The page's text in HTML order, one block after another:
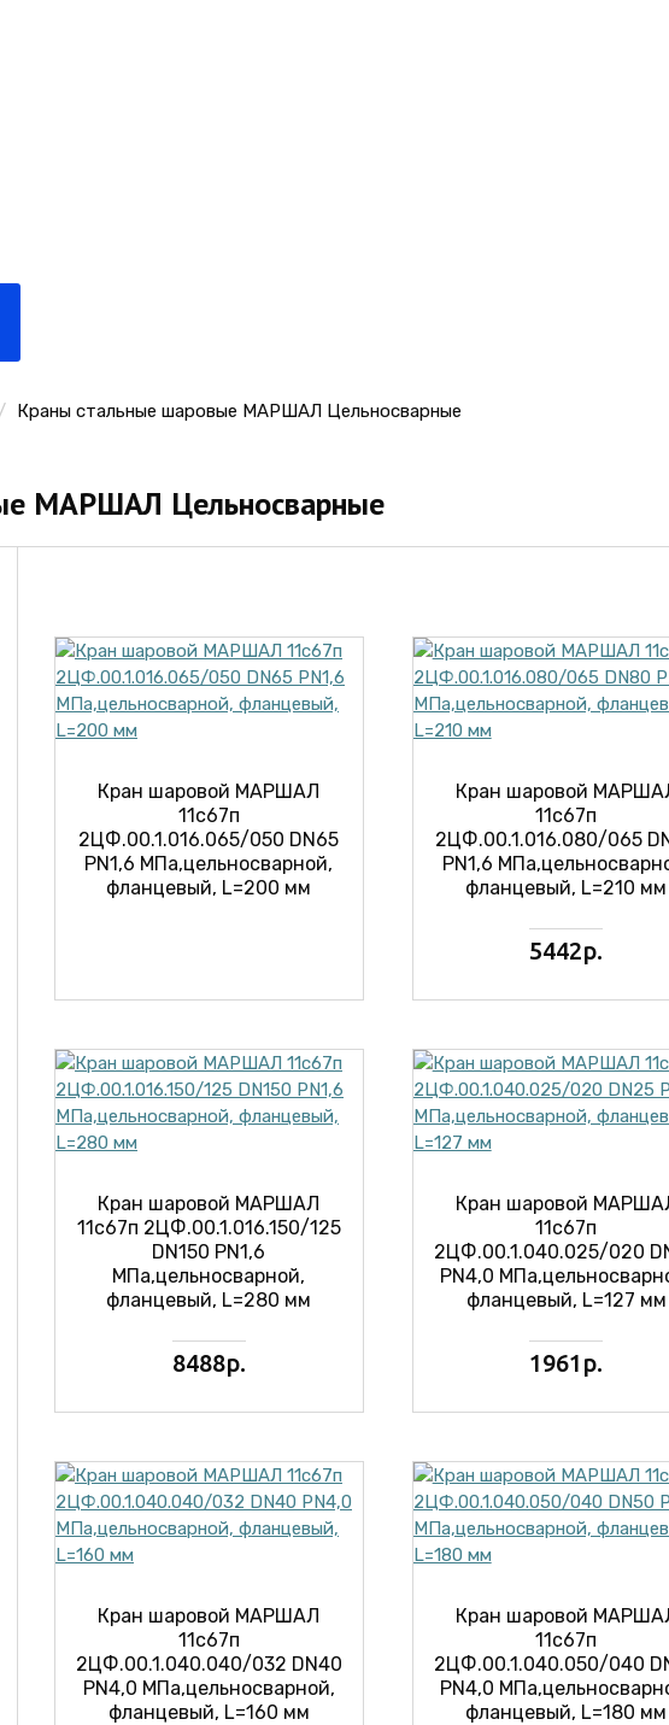
Краны стальные шаровые МАРШАЛ Цельносварные
МАРШАЛ Цельносварные
Кран шаровой МАРШАЛ
11с67п
2ЦФ.00.1.016.065/050 DN65
PN1,6 МПа,цельносварной,
фланцевый, L=200 мм
Кран шаровой
11с67п
2ЦФ.00.1.016.080/065
PN1,6
фланцевый, L=210 мм
5442р.
Кран шаровой МАРШАЛ
11с67п 2ЦФ.00.1.016.150/125
DN150 PN1,6
МПа,цельносварной,
фланцевый, L=280 мм
8488р.
Кран шаровой
11с67п
2ЦФ.00.1.040.025/020
PN4,0
фланцевый, L=127 мм
1961р.
Кран шаровой МАРШАЛ
11с67п
2ЦФ.00.1.040.040/032 DN40
PN4,0 МПа,цельносварной,
фланцевый, L=160 мм
Кран шаровой
11с67п
2ЦФ.00.1.040.050/040
PN4,0
фланцевый, L=180 мм